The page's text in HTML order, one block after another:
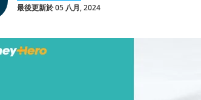
最後更新於 05 八月, 2024